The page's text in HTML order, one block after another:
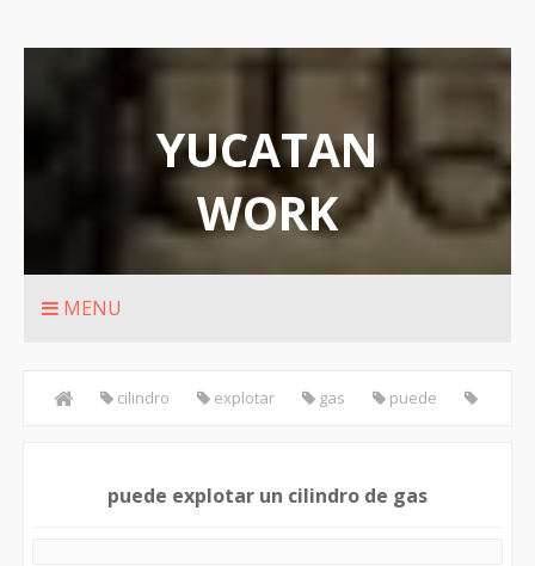
YUCATAN
WORK
Rutas de transporte urbanos de Merida
MENU
cilindro explotar gas puede
puede explotar un cilindro de gas